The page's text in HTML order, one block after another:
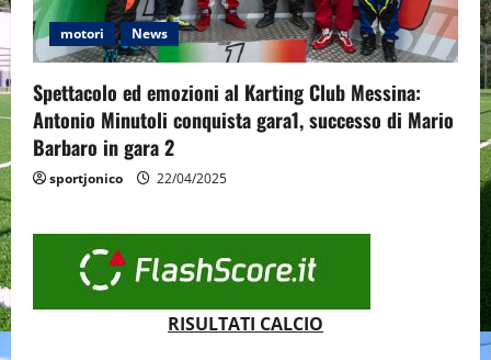
motori News
Spettacolo ed emozioni al Karting Club Messina:
Antonio Minutoli conquista gara1, successo di Mario
Barbaro in gara 2
sportjonico 22/04/2025
RISULTATI CALCIO